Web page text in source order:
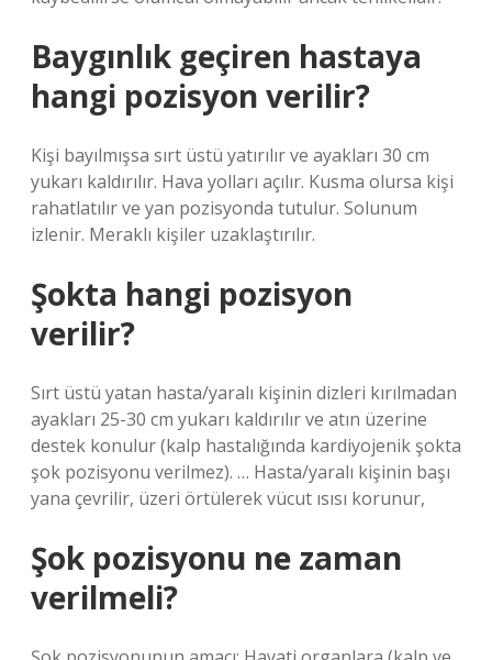
Baygınlık geçiren hastaya
hangi pozisyon verilir?
Kişi bayılmışsa sırt üstü yatırılır ve ayakları 30 cm
yukarı kaldırılır. Hava yolları açılır. Kusma olursa kişi
rahatlatılır ve yan pozisyonda tutulur. Solunum
izlenir. Meraklı kişiler uzaklaştırılır.
Şokta hangi pozisyon
verilir?
Sırt üstü yatan hasta/yaralı kişinin dizleri kırılmadan
ayakları 25-30 cm yukarı kaldırılır ve atın üzerine
destek konulur (kalp hastalığında kardiyojenik şokta
şok pozisyonu verilmez). … Hasta/yaralı kişinin başı
yana çevrilir, üzeri örtülerek vücut ısısı korunur,
Şok pozisyonu ne zaman
verilmeli?